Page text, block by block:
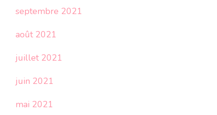
septembre 2021
août 2021
juillet 2021
juin 2021
mai 2021